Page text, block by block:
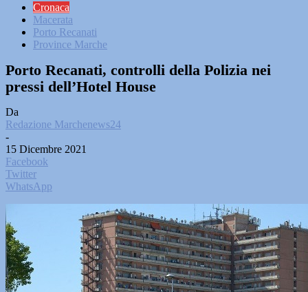
Cronaca
Macerata
Porto Recanati
Province Marche
Porto Recanati, controlli della Polizia nei
pressi dell’Hotel House
Da
Redazione Marchenews24
-
15 Dicembre 2021
Facebook
Twitter
WhatsApp